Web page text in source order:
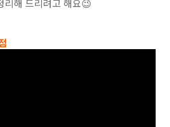
리해 드리려고 해요😉